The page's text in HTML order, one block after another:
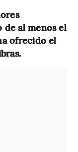
al menos el
ofrecido el